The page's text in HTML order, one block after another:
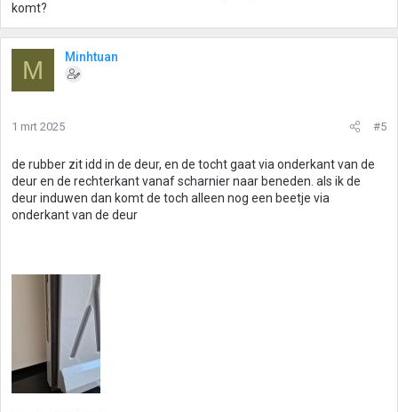
komt?
M Minhtuan
1 mrt 2025 #5
de rubber zit idd in de deur, en de tocht gaat via onderkant van de
deur en de rechterkant vanaf scharnier naar beneden. als ik de
deur induwen dan komt de toch alleen nog een beetje via
onderkant van de deur